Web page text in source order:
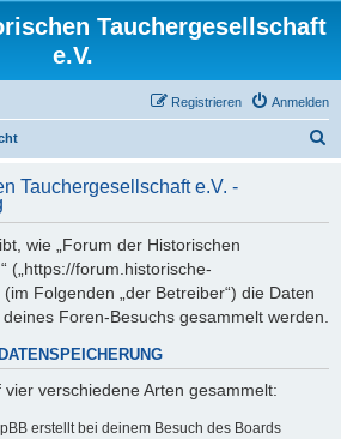
Tauchergesellschaft
e.V.
Anmelden
Registrieren
h
Tauchergesellschaft e.V. -
wie „Forum der Historischen
(„https://forum.historische-
Folgenden „der Betreiber“) die Daten
Foren-Besuchs gesammelt werden.
verschiedene Arten gesammelt:
erstellt bei deinem Besuch des Boards